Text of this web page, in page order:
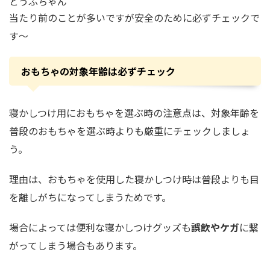
当たり前のことが多いですが安全のために必ずチェックで
す〜
おもちゃの対象年齢は必ずチェック
寝かしつけ用におもちゃを選ぶ時の注意点は、対象年齢を
普段のおもちゃを選ぶ時よりも厳重にチェックしましょ
う。
理由は、おもちゃを使用した寝かしつけ時は普段よりも目
を離しがちになってしまうためです。
場合によっては便利な寝かしつけグッズも誤飲やケガに繋
がってしまう場合もあります。